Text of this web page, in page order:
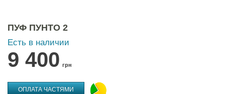
ПУФ ПУНТО 2
Есть в наличии
9 400 грн
ОПЛАТА ЧАСТЯМИ